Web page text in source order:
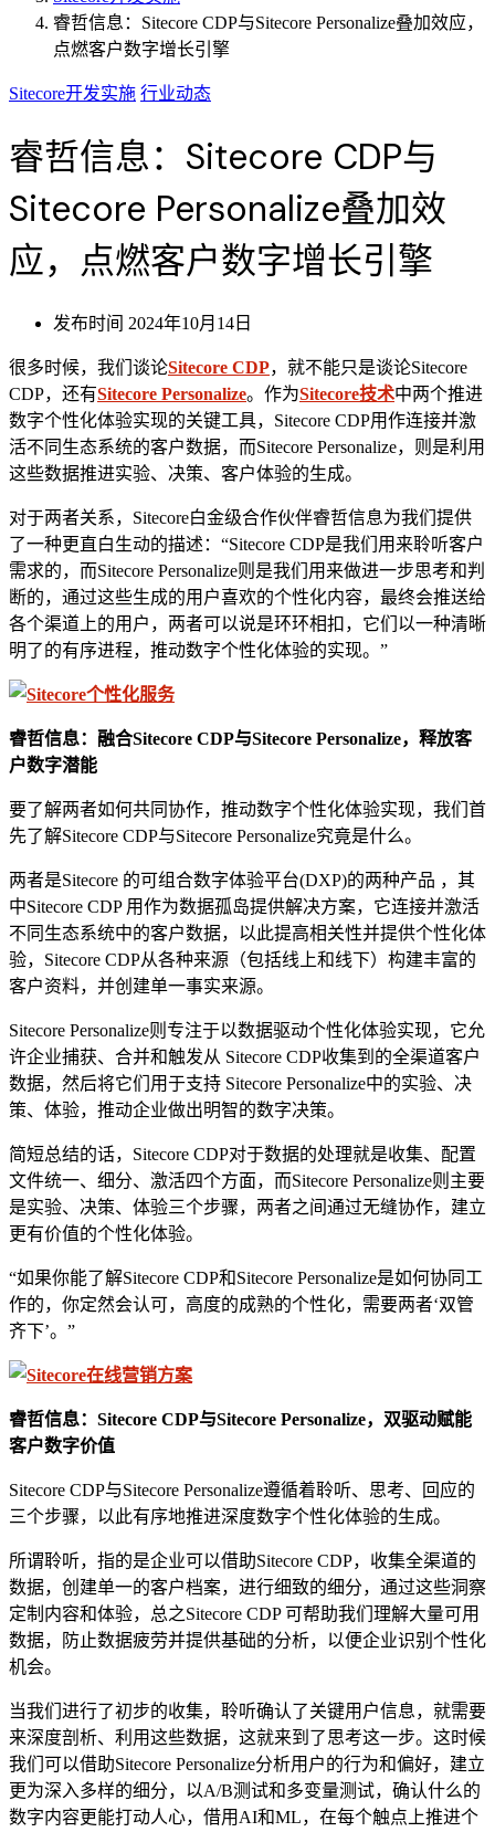
睿哲信息：Sitecore CDP与Sitecore Personalize叠加效应，
点燃客户数字增长引擎
Sitecore开发实施 行业动态
睿哲信息：Sitecore CDP与
Sitecore Personalize叠加效
应，点燃客户数字增长引擎
发布时间 2024年10月14日
很多时候，我们谈论Sitecore CDP，就不能只是谈论Sitecore
CDP，还有Sitecore Personalize。作为Sitecore技术中两个推进
数字个性化体验实现的关键工具，Sitecore CDP用作连接并激
活不同生态系统的客户数据，而Sitecore Personalize，则是利用
这些数据推进实验、决策、客户体验的生成。
对于两者关系，Sitecore白金级合作伙伴睿哲信息为我们提供
了一种更直白生动的描述：“Sitecore CDP是我们用来聆听客户
需求的，而Sitecore Personalize则是我们用来做进一步思考和判
断的，通过这些生成的用户喜欢的个性化内容，最终会推送给
各个渠道上的用户，两者可以说是环环相扣，它们以一种清晰
明了的有序进程，推动数字个性化体验的实现。”
睿哲信息：融合Sitecore CDP与Sitecore Personalize，释放客
户数字潜能
要了解两者如何共同协作，推动数字个性化体验实现，我们首
先了解Sitecore CDP与Sitecore Personalize究竟是什么。
两者是Sitecore 的可组合数字体验平台(DXP)的两种产品 ，其
中Sitecore CDP 用作为数据孤岛提供解决方案，它连接并激活
不同生态系统中的客户数据，以此提高相关性并提供个性化体
验，Sitecore CDP从各种来源（包括线上和线下）构建丰富的
客户资料，并创建单一事实来源。
Sitecore Personalize则专注于以数据驱动个性化体验实现，它允
许企业捕获、合并和触发从 Sitecore CDP收集到的全渠道客户
数据，然后将它们用于支持 Sitecore Personalize中的实验、决
策、体验，推动企业做出明智的数字决策。
简短总结的话，Sitecore CDP对于数据的处理就是收集、配置
文件统一、细分、激活四个方面，而Sitecore Personalize则主要
是实验、决策、体验三个步骤，两者之间通过无缝协作，建立
更有价值的个性化体验。
“如果你能了解Sitecore CDP和Sitecore Personalize是如何协同工
作的，你定然会认可，高度的成熟的个性化，需要两者‘双管
齐下’。”
睿哲信息： Sitecore CDP与Sitecore Personalize， 双驱动赋能
客户数字价值
Sitecore CDP与Sitecore Personalize遵循着聆听、思考、回应的
三个步骤，以此有序地推进深度数字个性化体验的生成。
所谓聆听，指的是企业可以借助Sitecore CDP，收集全渠道的
数据，创建单一的客户档案，进行细致的细分，通过这些洞察
定制内容和体验，总之Sitecore CDP 可帮助我们理解大量可用
数据，防止数据疲劳并提供基础的分析，以便企业识别个性化
机会。
当我们进行了初步的收集，聆听确认了关键用户信息，就需要
来深度剖析、利用这些数据，这就来到了思考这一步。这时候
我们可以借助Sitecore Personalize分析用户的行为和偏好，建立
更为深入多样的细分，以A/B测试和多变量测试，确认什么的
数字内容更能打动人心，借用AI和ML，在每个触点上推进个